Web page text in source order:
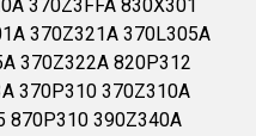
370Z3FFA 830X301
370Z321A 370L305A
370Z322A 820P312
370P310 370Z310A
870P310 390Z340A